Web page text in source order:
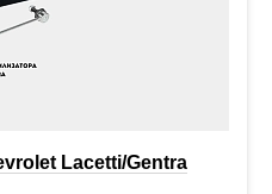
Lacetti/Gentra